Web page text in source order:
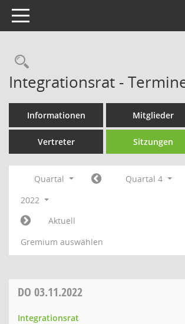
Toggle navigation
Rechercheauswahl
Integrationsrat -
Informationen Mitglieder
Vertreter Sitzungen
Quartal
Quartal 4
2022
Aktuell
Gremium auswählen
DO 03.11.2022
Integrationsrat